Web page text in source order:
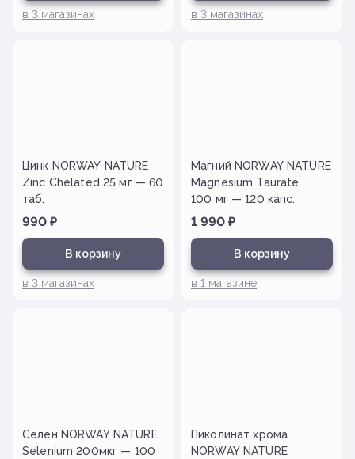
в 3 магазинах в 3 магазинах
Цинк NORWAY NATURE
Zinc Chelated 25 мг — 60
таб.
990 ₽
В корзину
в 3 магазинах
Магний NORWAY NATURE
Magnesium Taurate
100 мг — 120 капс.
1 990 ₽
В корзину
в 1 магазине
Селен NORWAY NATURE
Selenium 200мкг — 100
Пиколинат хрома
NORWAY NATURE